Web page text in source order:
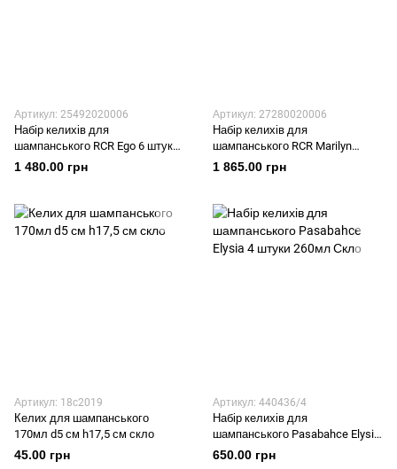
Артикул: 25492020006
Набір келихів для
шампанського RCR Ego 6 штук
182мл h23
1 480.00 грн
Артикул: 27280020006
Набір келихів для
шампанського RCR Marilyn
Calice 6 штук 170мл
1 865.00 грн
Артикул: 18с2019
Келих для шампанського
170мл d5 см h17,5 см скло
45.00 грн
Артикул: 440436/4
Набір келихів для
шампанського Pasabahce Elysia
4 штуки 260мл Скло
650.00 грн